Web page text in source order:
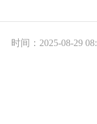
时间：2025-08-29